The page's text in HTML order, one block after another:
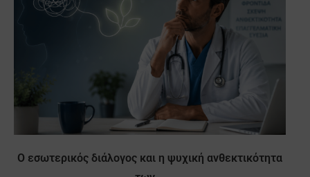
Ο εσωτερικός διάλογος και η ψυχική ανθεκτικότητα